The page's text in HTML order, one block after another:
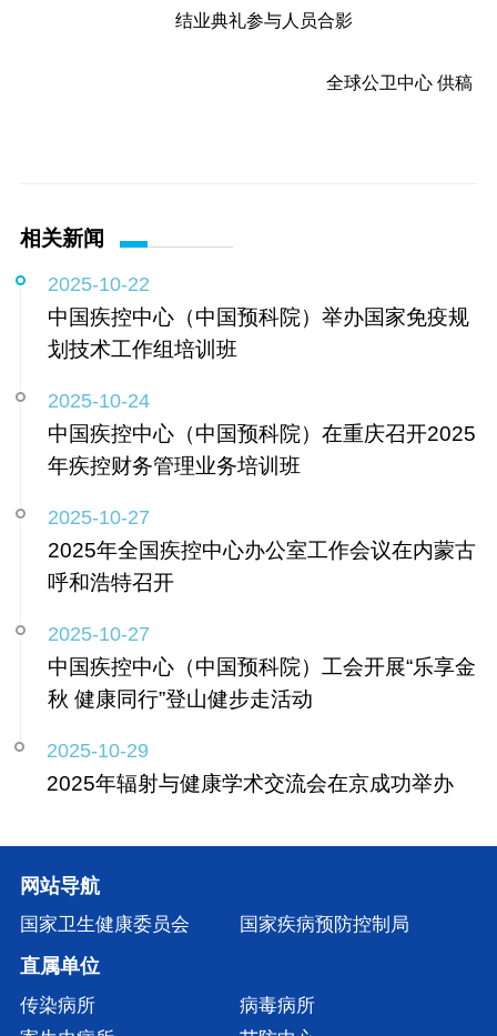
结业典礼参与人员合影
全球公卫中心 供稿
相关新闻
2025-10-22
中国疾控中心（中国预科院）举办国家免疫规
划技术工作组培训班
2025-10-24
中国疾控中心（中国预科院）在重庆召开2025
年疾控财务管理业务培训班
2025-10-27
2025年全国疾控中心办公室工作会议在内蒙古
呼和浩特召开
2025-10-27
中国疾控中心（中国预科院）工会开展“乐享金
秋 健康同行”登山健步走活动
2025-10-29
2025年辐射与健康学术交流会在京成功举办
网站导航
国家卫生健康委员会 国家疾病预防控制局
直属单位
传染病所
病毒病所